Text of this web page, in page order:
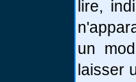
lire,
un
laisser